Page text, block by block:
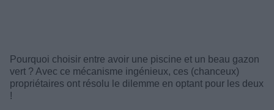
Pourquoi choisir entre avoir une piscine et un beau gazon
vert ? Avec ce mécanisme ingénieux, ces (chanceux)
propriétaires ont résolu le dilemme en optant pour les deux
!